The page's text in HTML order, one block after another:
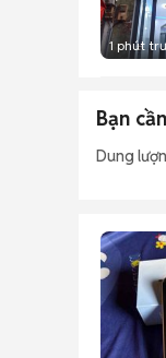
1 phút
Bạn
Dung